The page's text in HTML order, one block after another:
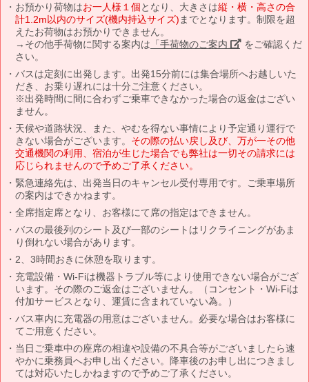
お預かり荷物はお一人様１個となり、大きさは縦・横・高さの合
計1.2m以内のサイズ(機内持込サイズ) までとなります。制限を超
えたお荷物はお預かりできません。
→その他手荷物に関する案内は 「手荷物のご案内」 をご確認くだ
さい。
バスは定刻に出発します。出発15分前には集合場所へお越しいた
だき、お乗り遅れには十分ご注意ください。
※出発時間に間に合わずご乗車できなかった場合の返金はござい
ません。
天候や道路状況、また、やむを得ない事情により予定通り運行で
きない場合がございます。 その際の払い戻し及び、万が一その他
交通機関の利用、宿泊が生じた場合でも弊社は一切その請求には
応じられませんので予めご了承ください。
緊急連絡先は、出発当日のキャンセル受付専用です。ご乗車場所
の案内はできかねます。
全席指定席となり、お客様にて席の指定はできません。
バスの最後列のシート及び一部のシートはリクライニングがあま
り倒れない場合があります。
2、3時間おきに休憩を取ります。
充電設備・Wi-Fiは機器トラブル等により使用できない場合がござ
います。その際のご返金はございません。（コンセント・Wi-Fiは
付加サービスとなり、運賃に含まれていない為。）
バス車内に充電器の用意はございません。必要な場合はお客様に
てご用意ください。
当日ご乗車中の座席の相違や設備の不具合等がございましたら速
やかに乗務員へお申し出ください。降車後のお申し出につきまし
ては対応いたしかねますので予めご了承ください。